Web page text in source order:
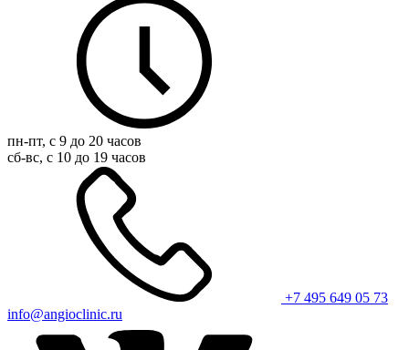
пн-пт, с 9 до 20 часов
сб-вс, с 10 до 19 часов
+7 495 649 05 73
info@angioclinic.ru